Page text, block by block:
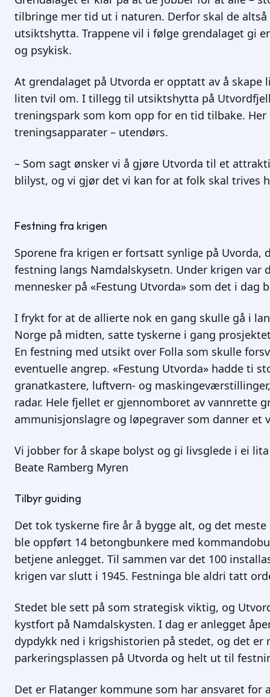
tilbringe mer tid ut i naturen. Derfor skal de
utsiktshytta. Trappene vil i følge grendalaget gi
og psykisk.
At grendalaget på Utvorda er opptatt av å skape
liten tvil om. I tillegg til utsiktshytta på
treningspark som kom opp for en tid tilbake.
treningsapparater – utendørs.
– Som sagt ønsker vi å gjøre Utvorda til et
blilyst, og vi gjør det vi kan for at folk skal trives
Festning fra krigen
Sporene fra krigen er fortsatt synlige på Uvorda,
festning langs Namdalskysetn. Under krigen var
mennesker på «Festung Utvorda» som det i dag
I frykt for at de allierte nok en gang skulle gå i
Norge på midten, satte tyskerne i gang
En festning med utsikt over Folla som skulle
eventuelle angrep. «Festung Utvorda» hadde ti
granatkastere, luftvern- og
radar. Hele fjellet er gjennomboret av vannrette
ammunisjonslagre og løpegraver som danner et
Vi jobber for å skape bolyst og gi livsglede i ei
Beate Ramberg Myren
Tilbyr guiding
Det tok tyskerne fire år å bygge alt, og det
ble oppført 14 betongbunkere med
betjene anlegget. Til sammen var det 100
krigen var slutt i 1945. Festninga ble aldri tatt
Stedet ble sett på som strategisk viktig, og
kystfort på Namdalskysten. I dag er anlegget
dypdykk ned i krigshistorien på stedet, og det er
parkeringsplassen på Utvorda og helt ut til
Det er Flatanger kommune som har ansvaret for